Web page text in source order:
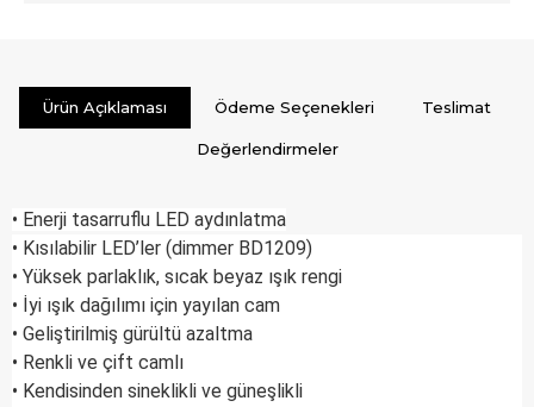
Ürün Açıklaması Ödeme Seçenekleri Teslimat
Değerlendirmeler
• Enerji tasarruflu LED aydınlatma
• Kısılabilir LED’ler (dimmer BD1209)
• Yüksek parlaklık, sıcak beyaz ışık rengi
• İyi ışık dağılımı için yayılan cam
• Geliştirilmiş gürültü azaltma
• Renkli ve çift camlı
• Kendisinden sineklikli ve güneşlikli